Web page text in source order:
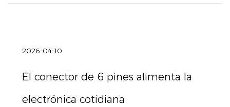
2026-04-10
El conector de 6 pines alimenta la
electrónica cotidiana